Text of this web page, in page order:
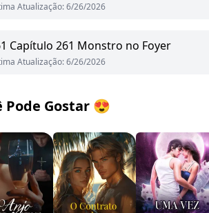
Atualização:6/26/2026
Capítulo 261 Monstro no Foyer
Atualização:6/26/2026
Pode Gostar 😍